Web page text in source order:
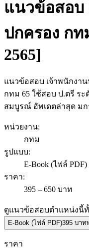
แนวข้อสอบ
ปกครอง ก
2565]
แนวข้อสอบ เจ้าพนักงา
กทม 65 ใช้สอบ ป.ตรี ร
สมบูรณ์ อัพเดตล่าสุด มก
หน่วยงาน:
กทม
รูปแบบ:
E-Book (ไฟล์
ราคา:
395 – 650 บาท
ดูแนวข้อสอบตำแหน่งนี้
E-Book (ไฟล์ PDF)395 บาท
ราคา